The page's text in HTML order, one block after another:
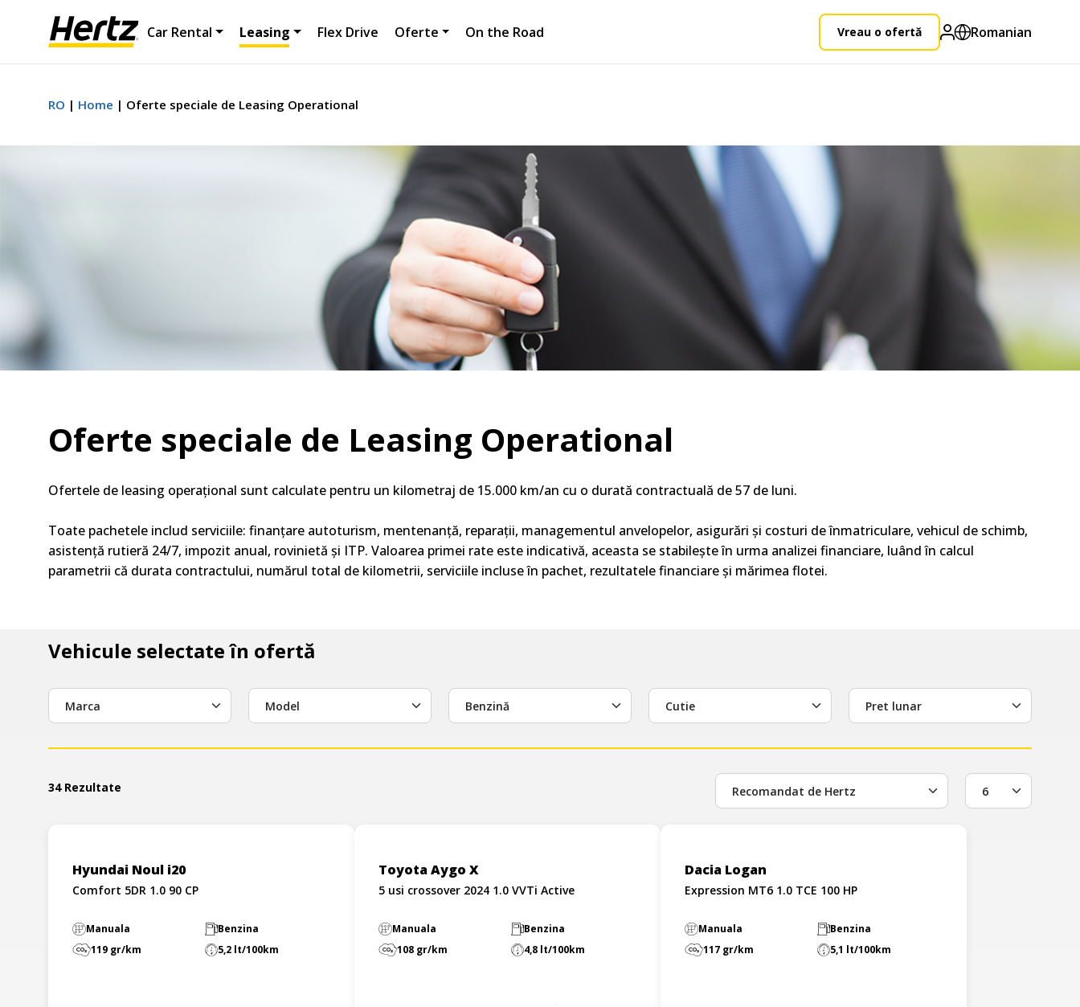
Car Rental Leasing Flex Drive Oferte On the Road Vreau o ofertă Romanian
RO Home Oferte speciale de Leasing Operational
Oferte speciale de Leasing Operational
Ofertele de leasing operațional sunt calculate pentru un kilometraj de 15.000 km/an cu o durată contractuală de 57 de luni.
Toate pachetele includ serviciile: finanțare autoturism, mentenanță, reparații, managementul anvelopelor, asigurări și costuri de înmatriculare, vehicul de schimb,
asistență rutieră 24/7, impozit anual, rovinietă și ITP. Valoarea primei rate este indicativă, aceasta se stabileșteîn urma analizei financiare, luând în calcul
parametrii că durata contractului, numărul total de kilometrii, serviciile incluse în pachet, rezultatele financiare și mărimea flotei.
Vehicule selectate în ofertă
Marca Model Benzină Cutie Pret lunar
34 Rezultate
Hyundai Noul i20
Comfort 5DR 1.0 90 CP
Manuala
Benzina
119 gr/km
5,2 lt/100km
Toyota Aygo X
5 usi crossover 2024 1.0 VVTi Active
Manuala
Benzina
108 gr/km
4,8 lt/100km
Dacia Logan
Expression MT6 1.0 TCE 100 HP
Manuala
Benzina
117 gr/km
5,1 lt/100km